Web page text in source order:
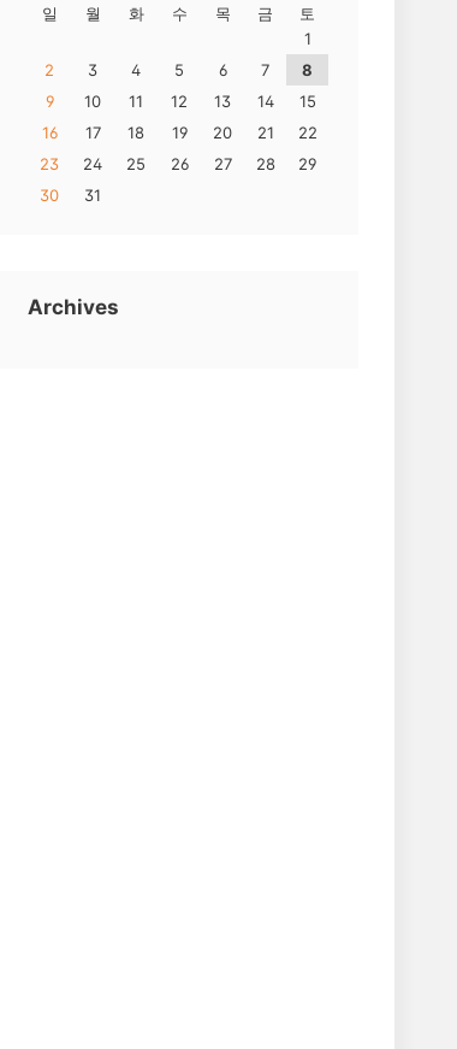
일 월 화 수 목 금
토
1
2
3 4 5 6 7
8
9
10 11 12 13 14
15
16
17 18 19 20 21
22
23
24 25 26 27 28
29
30
31
Archives